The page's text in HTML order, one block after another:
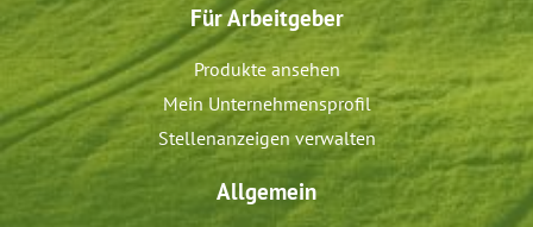
Für Arbeitgeber
Produkte ansehen
Mein Unternehmensprofil
Stellenanzeigen verwalten
Allgemein